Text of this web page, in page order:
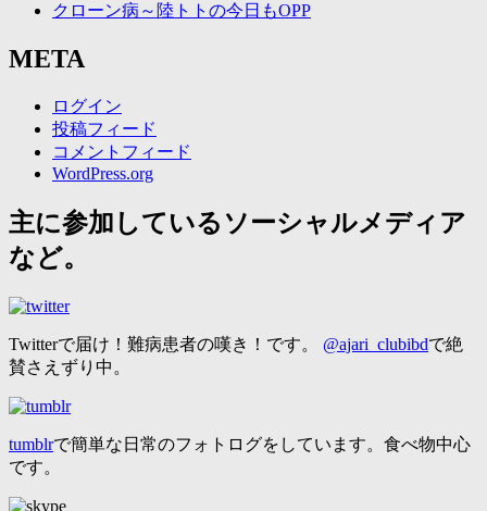
クローン病～陸トトの今日もOPP
META
ログイン
投稿フィード
コメントフィード
WordPress.org
主に参加しているソーシャルメディア
など。
Twitterで届け！難病患者の嘆き！です。 @ajari_clubibdで絶
賛さえずり中。
tumblrで簡単な日常のフォトログをしています。食べ物中心
です。